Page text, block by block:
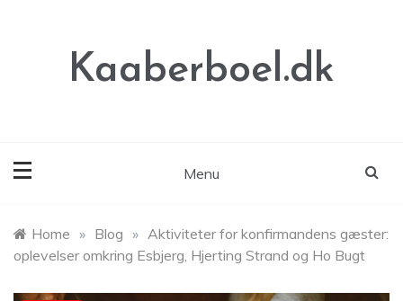
Kaaberboel.dk
Menu
Home » Blog » Aktiviteter for konfirmandens gæster:
oplevelser omkring Esbjerg, Hjerting Strand og Ho Bugt